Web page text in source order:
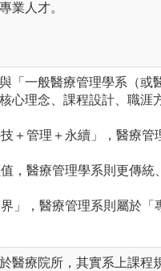
業人才。
「一般醫療管理學系（或
心理念、課程設計、職涯
＋管理＋永續」，醫療管
，醫療管理學系則更傳統
」，醫療管理系則屬於「
醫療院所，其實系上課程